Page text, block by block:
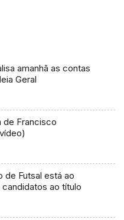
amanhã as contas
Geral
de Francisco
de Futsal está ao
ao título